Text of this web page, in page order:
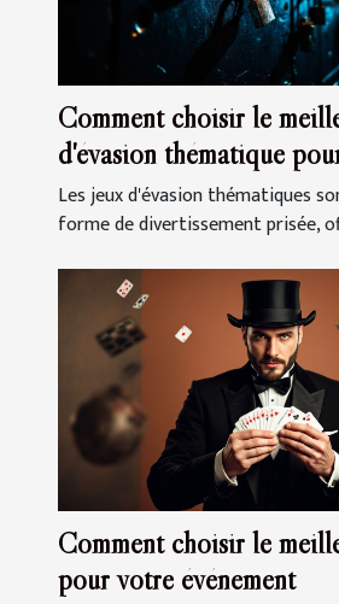
Comment choisir le
d'évasion thématique
prochaine sortie
Les jeux d'évasion thématiques
forme de divertissement prisée,
Comment choisir le
pour votre événement